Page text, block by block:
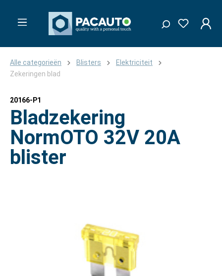
Alle categorieën Blisters
Elektriciteit
Zekeringen blad
20166-P1
Bladzekering
NormOTO 32V 20A
blister